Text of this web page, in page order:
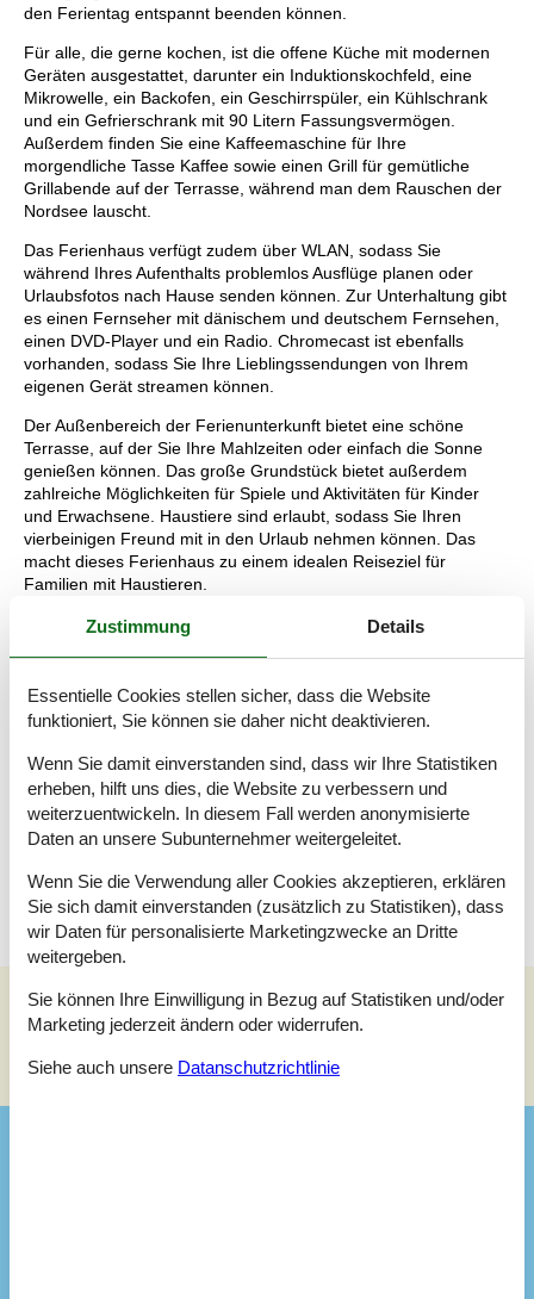
den Ferientag entspannt beenden können.
Für alle, die gerne kochen, ist die offene Küche mit modernen
Geräten ausgestattet, darunter ein Induktionskochfeld, eine
Mikrowelle, ein Backofen, ein Geschirrspüler, ein Kühlschrank
und ein Gefrierschrank mit 90 Litern Fassungsvermögen.
Außerdem finden Sie eine Kaffeemaschine für Ihre
morgendliche Tasse Kaffee sowie einen Grill für gemütliche
Grillabende auf der Terrasse, während man dem Rauschen der
Nordsee lauscht.
Das Ferienhaus verfügt zudem über WLAN, sodass Sie
während Ihres Aufenthalts problemlos Ausflüge planen oder
Urlaubsfotos nach Hause senden können. Zur Unterhaltung gibt
es einen Fernseher mit dänischem und deutschem Fernsehen,
einen DVD-Player und ein Radio. Chromecast ist ebenfalls
vorhanden, sodass Sie Ihre Lieblingssendungen von Ihrem
eigenen Gerät streamen können.
Der Außenbereich der Ferienunterkunft bietet eine schöne
Terrasse, auf der Sie Ihre Mahlzeiten oder einfach die Sonne
genießen können. Das große Grundstück bietet außerdem
zahlreiche Möglichkeiten für Spiele und Aktivitäten für Kinder
und Erwachsene. Haustiere sind erlaubt, sodass Sie Ihren
vierbeinigen Freund mit in den Urlaub nehmen können. Das
macht dieses Ferienhaus zu einem idealen Reiseziel für
Familien mit Haustieren.
Nach einem Ausflug zum nahegelegenen Sandstrand stehen
nächsten Tag.
Nur 975 Meter von der Nordsee entfernt, können Sie den Strand
und die malerische Umgebung der dänischen Westküste
genießen. Ob Sie einen Aktivurlaub mit Wandern, Radfahren
und anderen Outdoor-Aktivitäten oder einen erholsamen Urlaub
in ruhiger Umgebung verbringen möchten – dieses Ferienhaus
im Jakob Bondes Vej 9 ist die perfekte Wahl für einen Aufenthalt
Siehe Häuser nebenan
Sonnenstand über dem gewählten Objekt
Zustimmung Details
Essentielle Cookies stellen sicher, dass die Website
funktioniert, Sie können sie daher nicht deaktivieren.
Wenn Sie damit einverstanden sind, dass wir Ihre Statistiken
erheben, hilft uns dies, die Website zu verbessern und
weiterzuentwickeln. In diesem Fall werden anonymisierte
Daten an unsere Subunternehmer weitergeleitet.
Wenn Sie die Verwendung aller Cookies akzeptieren, erklären
Sie sich damit einverstanden (zusätzlich zu Statistiken), dass
wir Daten für personalisierte Marketingzwecke an Dritte
weitergeben.
Sie können Ihre Einwilligung in Bezug auf Statistiken und/oder
Marketing jederzeit ändern oder widerrufen.
Siehe auch unsere Datanschutzrichtlinie